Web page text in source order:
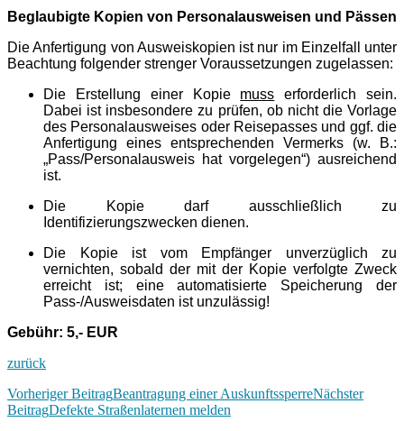
Beglaubigte Kopien von Personalausweisen und Pässen
Die Anfertigung von Ausweiskopien ist nur im Einzelfall unter
Beachtung folgender strenger Voraussetzungen zugelassen:
Die Erstellung einer Kopie muss erforderlich sein.
Dabei ist insbesondere zu prüfen, ob nicht die Vorlage
des Personalausweises oder Reisepasses und ggf. die
Anfertigung eines entsprechenden Vermerks (w. B.:
„Pass/Personalausweis hat vorgelegen“) ausreichend
ist.
Die Kopie darf ausschließlich zu
Identifizierungszwecken dienen.
Die Kopie ist vom Empfänger unverzüglich zu
vernichten, sobald der mit der Kopie verfolgte Zweck
erreicht ist; eine automatisierte Speicherung der
Pass-/Ausweisdaten ist unzulässig!
Gebühr: 5,- EUR
zurück
Beitragsnavigation
Vorheriger BeitragBeantragung einer AuskunftssperreNächster
BeitragDefekte Straßenlaternen melden